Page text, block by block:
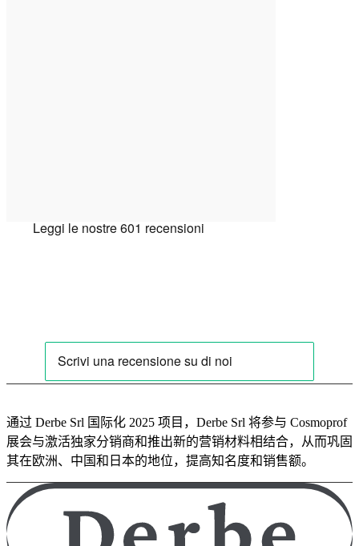
通过 Derbe Srl 国际化 2025 项目，Derbe Srl 将参与 Cosmoprof
展会与激活独家分销商和推出新的营销材料相结合，从而巩固
其在欧洲、中国和日本的地位，提高知名度和销售额。